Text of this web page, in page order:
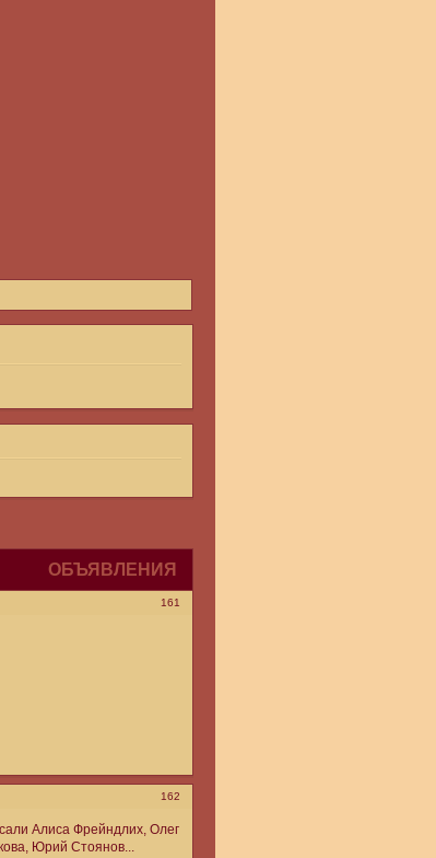
ОБЪЯВЛЕНИЯ
161
162
Алиса Фрейндлих, Олег
Юрий Стоянов...